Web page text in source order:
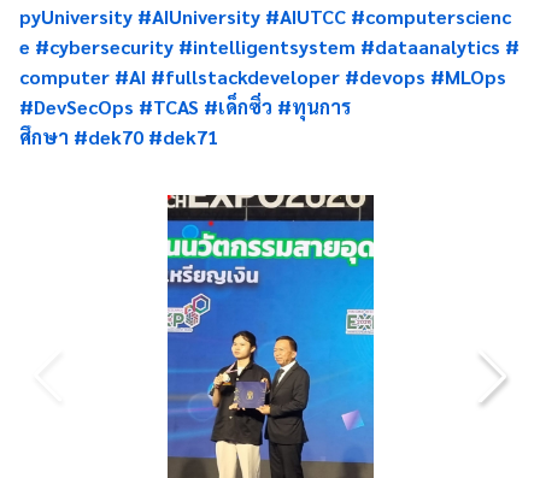
pyUniversity #AIUniversity #AIUTCC #computerscienc
e #cybersecurity #intelligentsystem #dataanalytics #
computer #AI #fullstackdeveloper #devops #MLOps
#DevSecOps #TCAS #เด็กซิ่ว #ทุนการ
ศึกษา #dek70 #dek71